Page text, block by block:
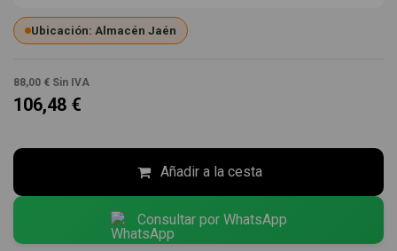
Ubicación: Almacén Jaén
88,00 € Sin IVA
106,48 €
Añadir a la cesta
Consultar por WhatsApp